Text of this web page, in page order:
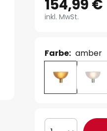
154,99 €
inkl. MwSt.
Farbe: amber